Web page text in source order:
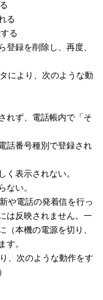
る
る
登録を削除し、再度、
により、次のような動
れず、電話帳内で「そ
話番号種別で登録され
く表示されない。
ない。
や電話の発着信を行っ
は反映されません。一
（本機の電源を切り、
す。
、次のような動作をす